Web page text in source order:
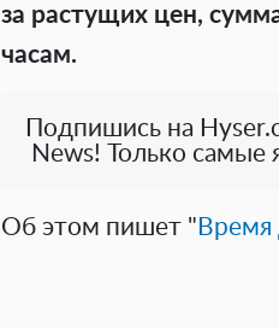
за растущих цен,
часам.
Подпишись на
News! Только самые
Об этом пишет " Время